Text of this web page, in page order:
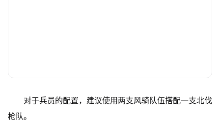
对于兵员的配置，建议使用两支风骑队伍搭配一支北伐
枪队。